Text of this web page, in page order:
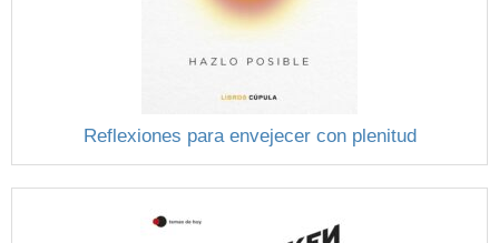
Reflexiones para envejecer con plenitud